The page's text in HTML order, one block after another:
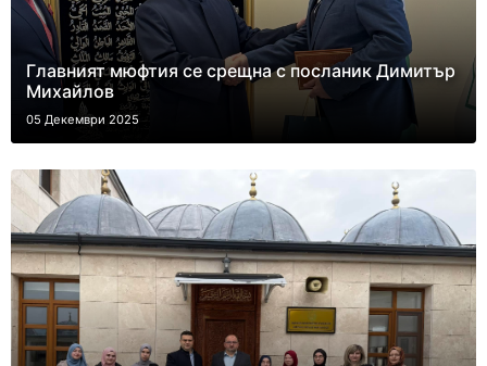
Главният мюфтия се срещна с посланик Димитър
Михайлов
05 Декември 2025